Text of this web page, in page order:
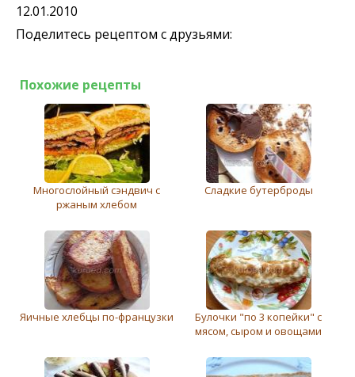
12.01.2010
Поделитесь рецептом с друзьями:
Похожие рецепты
Многослойный сэндвич с
ржаным хлeбом
Сладкие бутерброды
Яичные хлебцы по-французки
Булочки "по 3 копейки" с
мясом, сыром и овощами